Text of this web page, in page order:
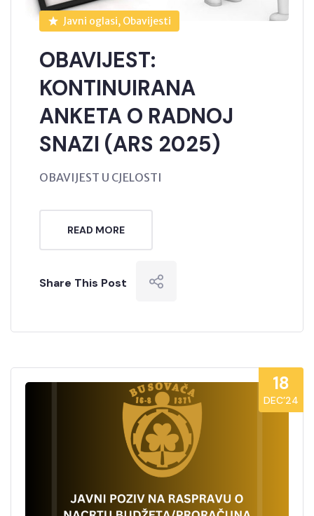
Javni oglasi, Obavijesti
OBAVIJEST:
KONTINUIRANA
ANKETA O RADNOJ
SNAZI (ARS 2025)
OBAVIJEST U CJELOSTI
READ MORE
Share This Post
18
DEC’24